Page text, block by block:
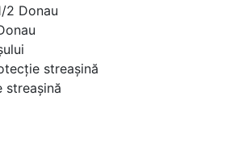
2 Donau
streaşină
streaşină